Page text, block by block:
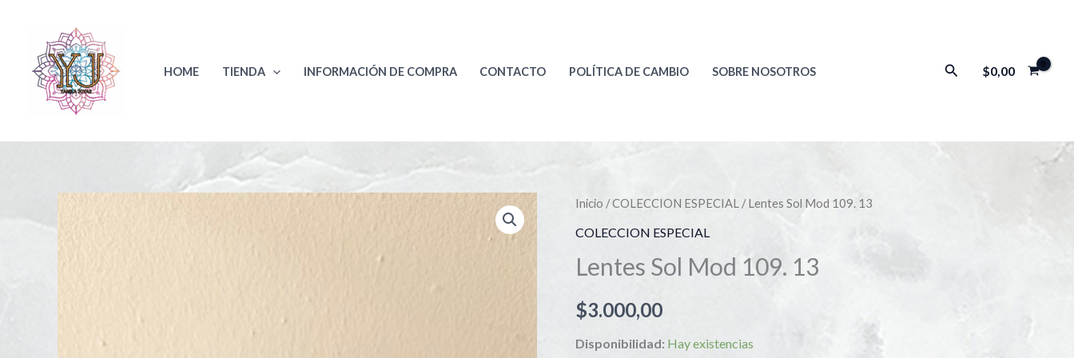
contenido
HOME TIENDA INFORMACIÓN DE COMPRA CONTACTO POLÍTICA DE CAMBIO SOBRE NOSOTROS Buscar
$0,00
Inicio /COLECCION ESPECIAL / Lentes Sol Mod 109. 13
COLECCION ESPECIAL
Lentes Sol Mod 109. 13
$3.000,00
Disponibilidad: Hay existencias
Lentes
Sol
109.
cantidad